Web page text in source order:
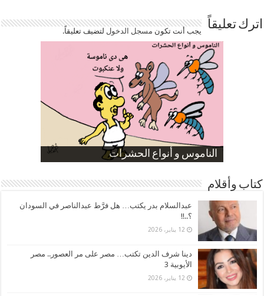
اترك تعليقاً يجب أنت تكون مسجل الدخوللتضيف تعليقاً.
الناموس و أنواع الحشرات
الموظفين بعد ارتفاع الأسعار
ارتفاع نسبة الطلاق في مصر
صورة كاركاتيرية
صورة كاركاتيرية
كتاب وأقلام
عبدالسلام بدر يكتب… هل فرَّط عبدالناصر في السودان
؟..!!
12 يناير، 2026
دينا شرف الدين تكتب… مصر على مر العصور.. مصر
الأيوبية 3
12 يناير، 2026